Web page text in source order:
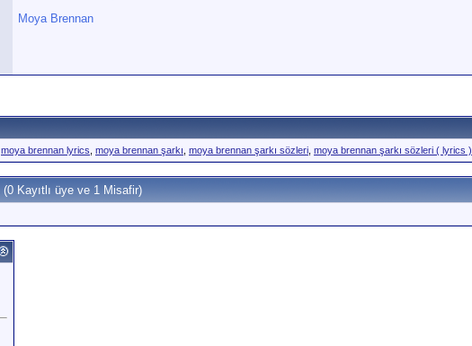
Moya Brennan
moya brennan lyrics moya brennan şarkı moya brennan şarkı sözleri moya brennan şarkı sözleri ( lyrics )
(0 Kayıtlı üye ve 1 Misafir)